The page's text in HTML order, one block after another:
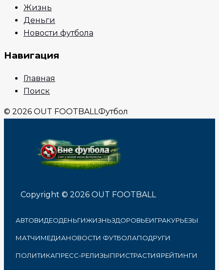
Жизнь
Деньги
Новости футбола
Навигация
Главная
Поиск
© 2026 OUT FOOTBALLФутбол
Copyright © 2026 OUT FOOTBALL
АВТОВИДЕОДЕНЬГИЖИЗНЬЗДОРОВЬЕИГРАКУРЬЕЗЫ
МАТЧИМЕДИАНОВОСТИ ФУТБОЛАПОДРУГИ
ПОЛИТИКАПРЕСС-РЕЛИЗЫПРИСТРАСТИЯРЕЙТИНГИ